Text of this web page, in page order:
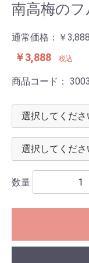
南高梅のフ
通常価格： ￥3,888
￥3,888 税込
商品コード：
数量